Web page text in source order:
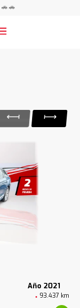
🚗
Año 2021
93.437 km